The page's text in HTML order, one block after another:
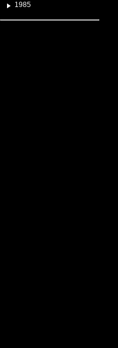
1985